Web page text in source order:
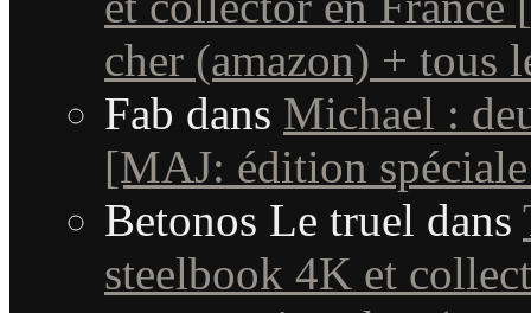
cher (amazon) + tous
Fab dans Michael :
[MAJ: édition
Betonos Le truel dans
steelbook 4K et